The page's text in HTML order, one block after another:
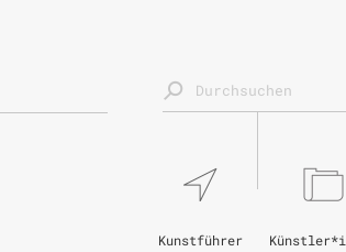
Kunstführer